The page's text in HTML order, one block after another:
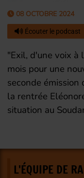
08 OCTOBRE 2024
Écouter le podcast
"Exil, d'une voix à
mois pour une
seconde émission
la rentrée
situation au
L'ÉQUIPE DE